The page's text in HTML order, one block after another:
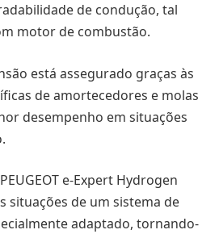
de condução, tal
motor de combustão.
está assegurado graças às
de amortecedores e molas
desempenho em situações
e-Expert Hydrogen
situações de um sistema de
adaptado, tornando-